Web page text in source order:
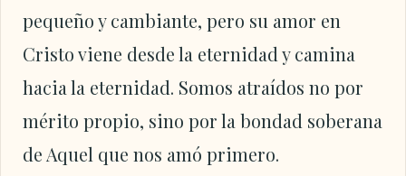
pequeño y cambiante, pero su amor en
Cristo viene desde la eternidad y camina
hacia la eternidad. Somos atraídos no por
mérito propio, sino por la bondad soberana
de Aquel que nos amó primero.